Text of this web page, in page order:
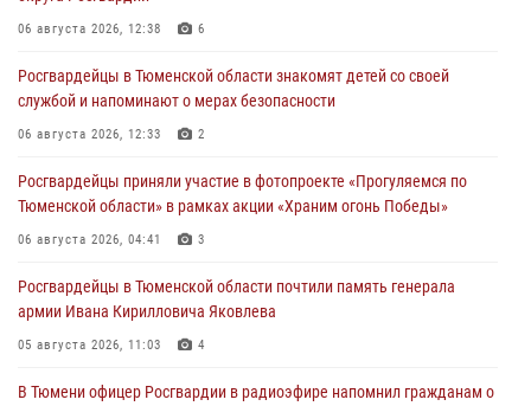
06 августа 2026, 12:38 6
Росгвардейцы в Тюменской области знакомят детей со своей
службой и напоминают о мерах безопасности
06 августа 2026, 12:33 2
Росгвардейцы приняли участие в фотопроекте «Прогуляемся по
Тюменской области» в рамках акции «Храним огонь Победы»
06 августа 2026, 04:41 3
Росгвардейцы в Тюменской области почтили память генерала
армии Ивана Кирилловича Яковлева
05 августа 2026, 11:03 4
В Тюмени офицер Росгвардии в радиоэфире напомнил гражданам о